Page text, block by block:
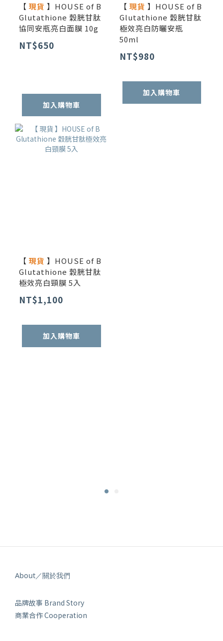
【 現貨 】HOUSE of B
Glutathione 穀胱甘肽
協同安瓶亮白面膜 10g
NT$650
加入購物車
【 現貨 】HOUSE of B
Glutathione 穀胱甘肽
極效亮白防曬安瓶
50ml
NT$980
加入購物車
【 現貨 】HOUSE of B
Glutathione 穀胱甘肽
極效亮白頸膜 5入
NT$1,100
加入購物車
About／關於我們
品牌故事 Brand Story
商業合作 Cooperation